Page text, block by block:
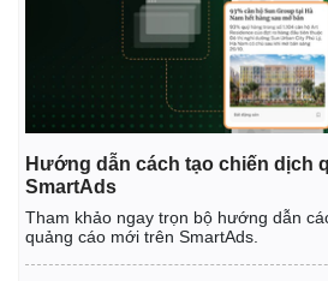
Hướng dẫn cách tạo chiến dịch
SmartAds
Tham khảo ngay trọn bộ hướng dẫn
quảng cáo mới trên SmartAds.